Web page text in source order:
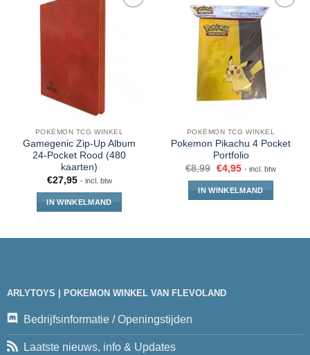
POKÉMON TCG WINKEL
Gamegenic Zip-Up Album
24-Pocket Rood (480
kaarten)
€27,95 - incl. btw
IN WINKELMAND
POKÉMON TCG WINKEL
Pokemon Pikachu 4 Pocket
Portfolio
€8,99 €4,95 - incl. btw
IN WINKELMAND
ARLYTOYS | POKEMON WINKEL VAN FLEVOLAND
Bedrijfsinformatie / Openingstijden
Laatste nieuws, info & Updates